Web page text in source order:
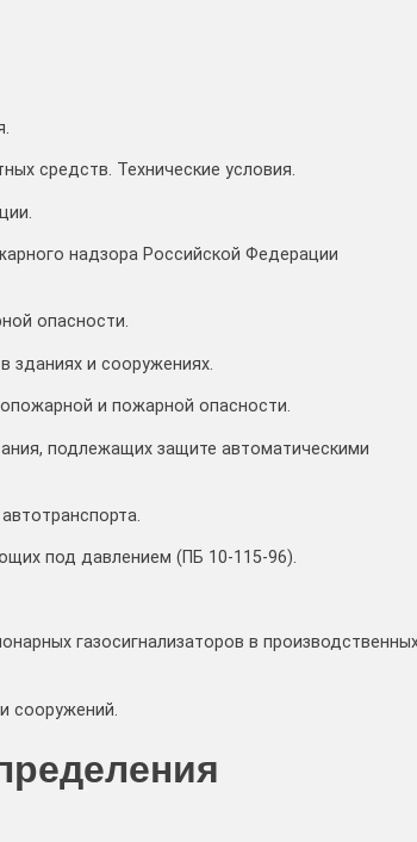
средств. Технические условия.
надзора Российской Федерации
опасности.
зданиях и сооружениях.
и пожарной опасности.
подлежащих защите автоматическими
под давлением (ПБ 10-115-96).
газосигнализаторов в
сооружений.